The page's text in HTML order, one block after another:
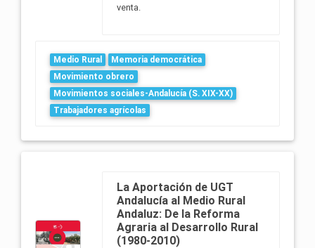
venta.
Medio Rural
Memoria democrática
Movimiento obrero
Movimientos sociales-Andalucía (S. XIX-XX)
Trabajadores agrícolas
La Aportación de UGT
Andalucía al Medio Rural
Andaluz: De la Reforma
Agraria al Desarrollo Rural
(1980-2010)